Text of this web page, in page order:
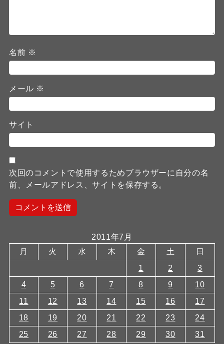
名前 ※
メール ※
サイト
次回のコメントで使用するためブラウザーに自分の名
前、メールアドレス、サイトを保存する。
2011年7月
月
火 水 木 金 土
日
1
2
3
4
5 6 7 8 9
10
11
12 13 14 15 16
17
18
19 20 21 22 23
24
25
26 27 28 29 30 31